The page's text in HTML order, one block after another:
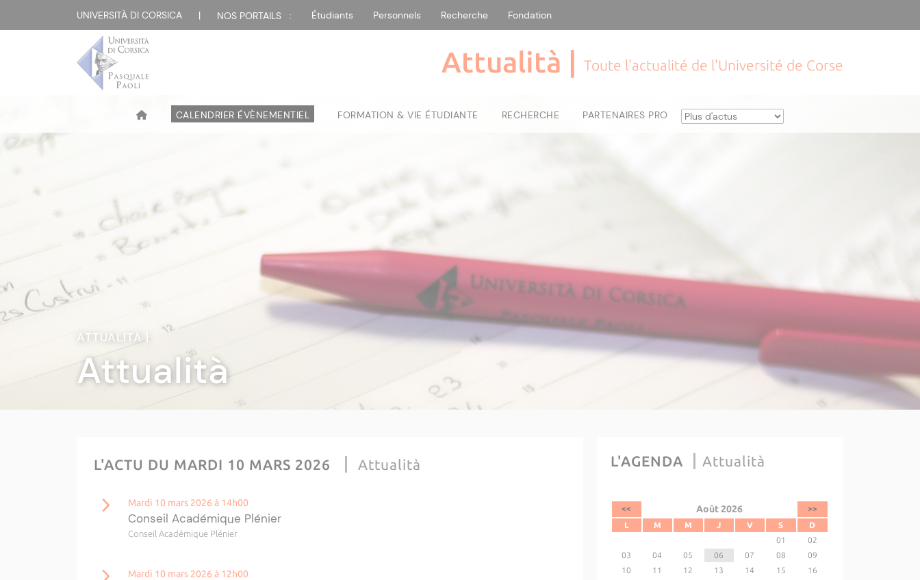
UNIVERSITÀ DI CORSICA | NOS PORTAILS : Étudiants Personnels Recherche Fondation
Attualità | Toute l'actualité de l'Université de Corse
CALENDRIER ÉVÈNEMENTIEL FORMATION & VIE ÉTUDIANTE RECHERCHE PARTENAIRES PRO
ATTUALITÀ |
Attualità
L'ACTU DU MARDI 10 MARS 2026 Attualità
Mardi 10 mars 2026 à 14h00
Conseil Académique Plénier
Conseil Académique Plénier
Mardi 10 mars 2026 à 12h00
L'AGENDA Attualità
<< Août 2026
>>
L
M M J V S
D
01
02
03
04 05 06 07 08
09
10
11 12 13 14 15
16